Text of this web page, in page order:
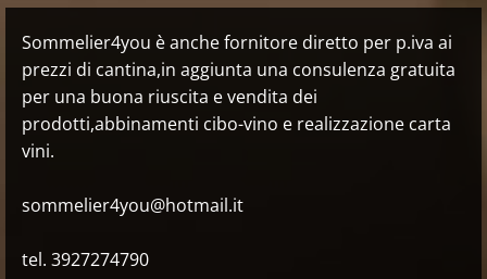
Sommelier4you è anche fornitore diretto per p.iva ai
prezzi di cantina,in aggiunta una consulenza gratuita
per una buona riuscita e vendita dei
prodotti,abbinamenti cibo-vino e realizzazione carta
vini.
sommelier4you@hotmail.it
tel. 3927274790